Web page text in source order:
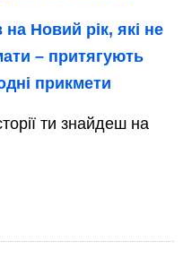
на Новий рік, які не
– притягують
прикмети
ти знайдеш на